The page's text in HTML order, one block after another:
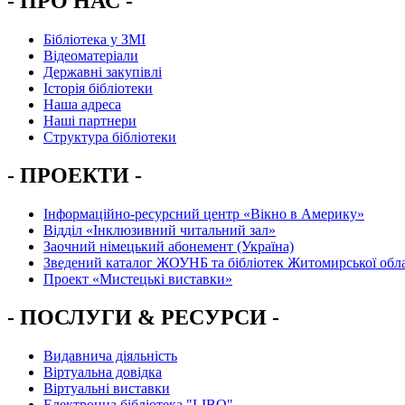
Бібліотека у ЗМІ
Відеоматеріали
Державні закупівлі
Історія бібліотеки
Наша адреса
Наші партнери
Структура бібліотеки
- ПРОЕКТИ -
Інформаційно-ресурсний центр «Вікно в Америку»
Вiддiл «Інклюзивний читальний зал»
Заочний німецький абонемент (Україна)
Зведений каталог ЖОУНБ та бібліотек Житомирської
Проект «Мистецькі виставки»
- ПОСЛУГИ & РЕСУРСИ -
Видавнича діяльність
Віртуальна довідка
Віртуальні виставки